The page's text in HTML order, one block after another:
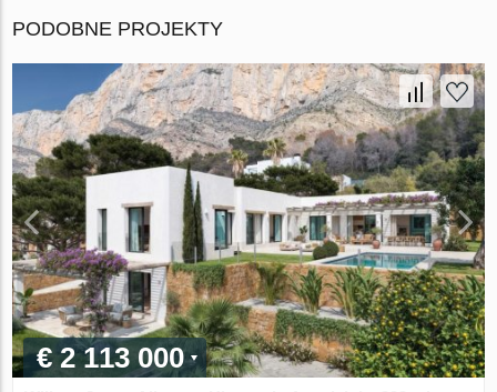
PODOBNE PROJEKTY
€ 2 113 000